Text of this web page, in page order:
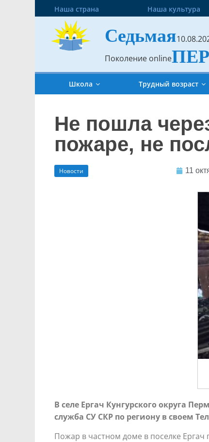
Наша страна Наша культура
Седьмая
Поколение online
Школа Трудный возраст
Не пошла
пожаре, не
Новости 11
В селе Ергач Кунгурского округа
служба СУ СКР по региону в своем
Пожар в частном доме в поселке Ергач